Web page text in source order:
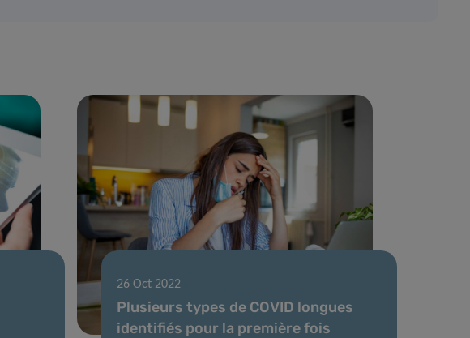
26 Oct 2022
Plusieurs types de COVID longues
identifiés pour la première fois